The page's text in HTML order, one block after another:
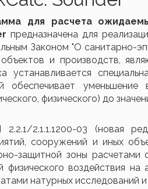
для расчета
предназначена для
Законом "О санитарно-
и производств,
устанавливается
обеспечивает уменьшение
физического) до
2.2.1/2.1.1.1200-03 (новая
сооружений и иных
защитной зоны расчетами
физического воздействия
натурных исследований